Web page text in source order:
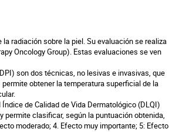
radiación sobre la piel. Su evaluación se realiza
Oncology Group). Estas evaluaciones se ven
son dos técnicas, no lesivas e invasivas, que
obtener la temperatura superficial de la
de Calidad de Vida Dermatológico (DLQI)
permite clasificar, según la puntuación obtenida,
moderado; 4. Efecto muy importante; 5: Efecto